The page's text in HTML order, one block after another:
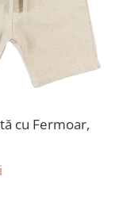
cu Fermoar,